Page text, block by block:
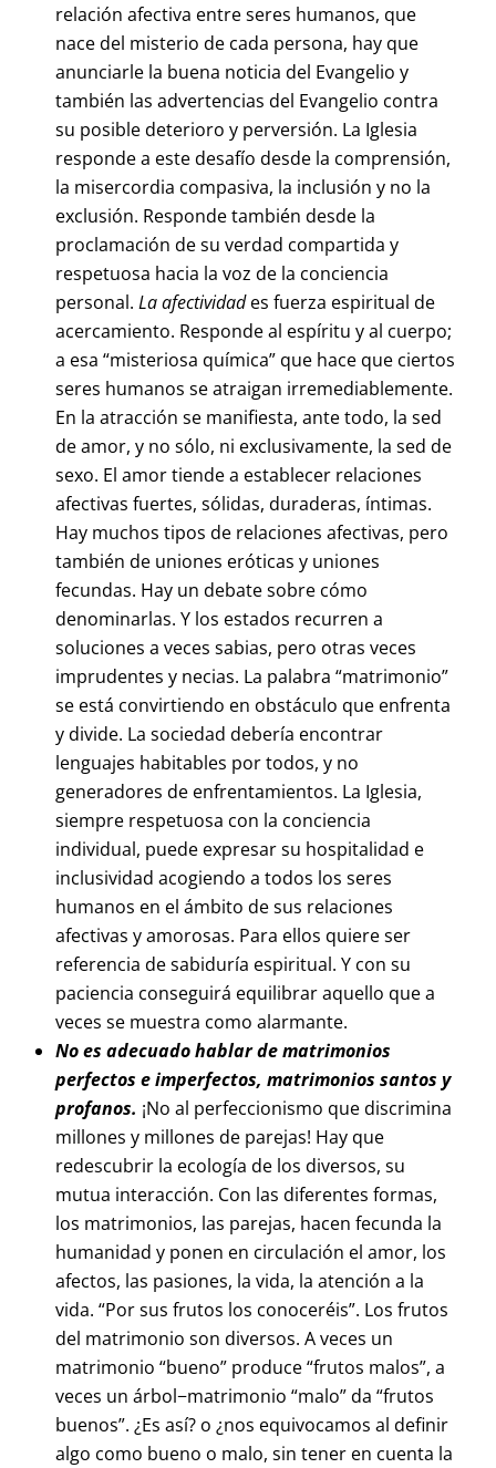
relación afectiva entre seres humanos, que
nace del misterio de cada persona, hay que
anunciarle la buena noticia del Evangelio y
también las advertencias del Evangelio contra
su posible deterioro y perversión. La Iglesia
responde a este desafío desde la comprensión,
la misercordia compasiva, la inclusión y no la
exclusión. Responde también desde la
proclamación de su verdad compartida y
respetuosa hacia la voz de la conciencia
personal. La afectividades fuerza espiritual de
acercamiento. Responde al espíritu y al cuerpo;
a esa “misteriosa química” que hace que ciertos
seres humanos se atraigan irremediablemente.
En la atracción se manifiesta, ante todo, la sed
de amor, y no sólo, ni exclusivamente, la sed de
sexo. El amor tiende a establecer relaciones
afectivas fuertes, sólidas, duraderas, íntimas.
Hay muchos tipos de relaciones afectivas, pero
también de uniones eróticas y uniones
fecundas. Hay un debate sobre cómo
denominarlas. Y los estados recurren a
soluciones a veces sabias, pero otras veces
imprudentes y necias. La palabra “matrimonio”
se está convirtiendo en obstáculo que enfrenta
y divide. La sociedad debería encontrar
lenguajes habitables por todos, y no
generadores de enfrentamientos. La Iglesia,
siempre respetuosa con la conciencia
individual, puede expresar su hospitalidad e
inclusividad acogiendo a todos los seres
humanos en el ámbito de sus relaciones
afectivas y amorosas. Para ellos quiere ser
referencia de sabiduría espiritual. Y con su
paciencia conseguirá equilibrar aquello que a
veces se muestra como alarmante.
No es adecuado hablar de matrimonios
perfectos e imperfectos, matrimonios santos y
profanos. ¡No al perfeccionismo que discrimina
millones y millones de parejas! Hay que
redescubrir la ecología de los diversos, su
mutua interacción. Con las diferentes formas,
los matrimonios, las parejas, hacen fecunda la
humanidad y ponen en circulación el amor, los
afectos, las pasiones, la vida, la atención a la
vida. “Por sus frutos los conoceréis”. Los frutos
del matrimonio son diversos. A veces un
matrimonio “bueno” produce “frutos malos”, a
veces un árbol−matrimonio “malo” da “frutos
buenos”. ¿Es así? o ¿nos equivocamos al definir
algo como bueno o malo, sin tener en cuenta la